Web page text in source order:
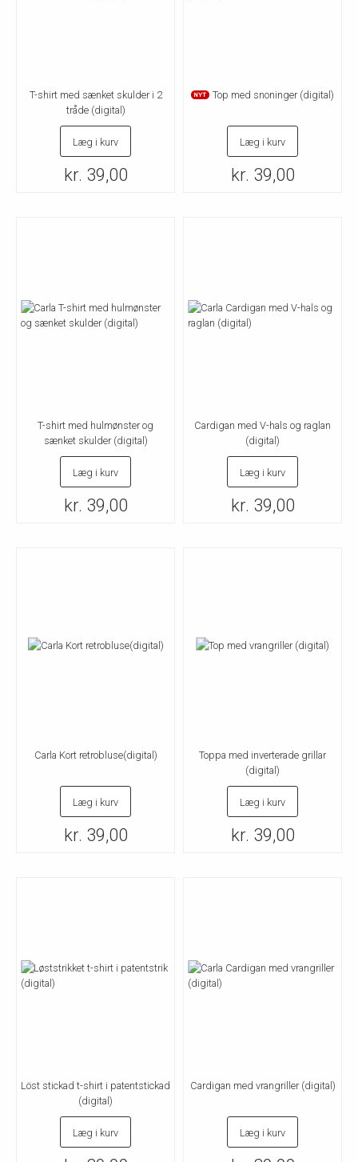
T-shirt med sænket skulder i 2
tråde (digital)
Læg i kurv
kr. 39,00
NYT Top med snoninger (digital)
Læg i kurv
kr. 39,00
T-shirt med hulmønster og
sænket skulder (digital)
Læg i kurv
kr. 39,00
Cardigan med V-hals og raglan
(digital)
Læg i kurv
kr. 39,00
Carla Kort retrobluse(digital)
Læg i kurv
kr. 39,00
Toppa med inverterade grillar
(digital)
Læg i kurv
kr. 39,00
Löst stickad t-shirt i patentstickad
(digital)
Læg i kurv
Cardigan med vrangriller (digital)
Læg i kurv